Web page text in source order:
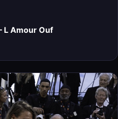
L Amour Ouf